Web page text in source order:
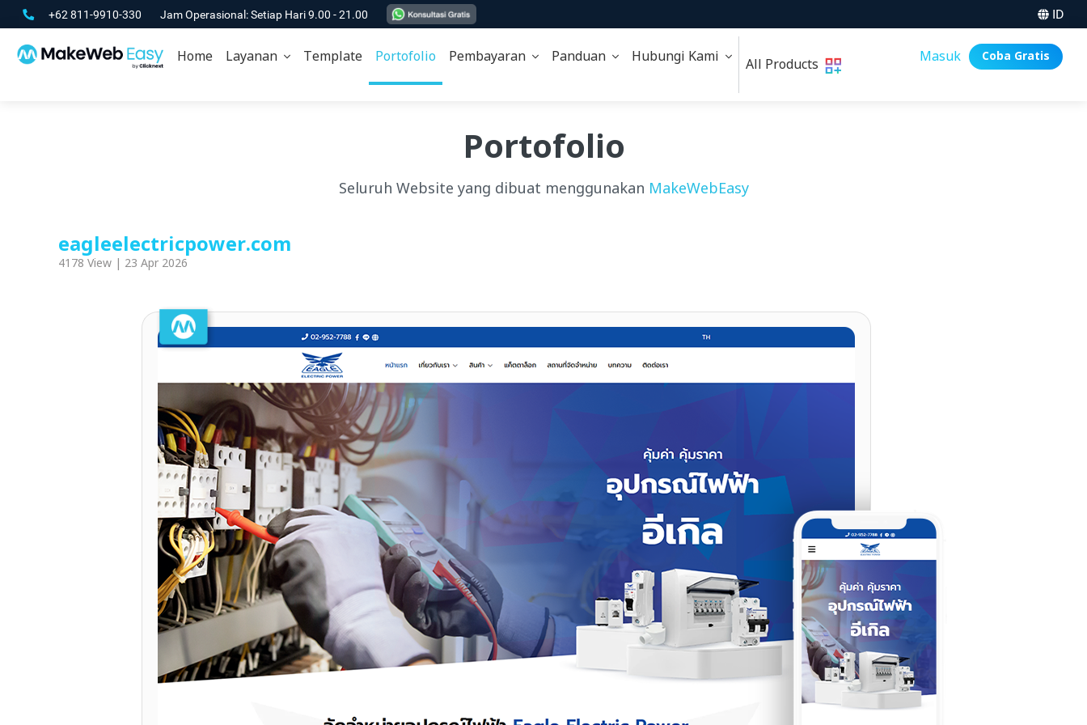
+62 811-9910-330 Jam Operasional: Setiap Hari 9.00 - 21.00 ID
Home Layanan Template Portofolio Pembayaran Panduan Hubungi Kami All Products Masuk Coba Gratis
Portofolio
Seluruh Website yang dibuat menggunakan MakeWebEasy
eagleelectricpower.com
4178 View | 23 Apr 2026